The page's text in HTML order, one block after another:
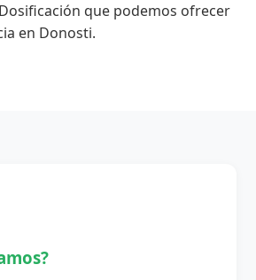
que podemos ofrecer
en Donosti.